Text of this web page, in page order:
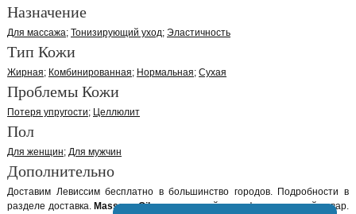
Назначение
Для массажа Тонизирующий уход Эластичность
Тип Кожи
Жирная Комбинированная Нормальная Сухая
Проблемы Кожи
Потеря упругости Целлюлит
Пол
Для женщин Для мужчин
Дополнительно
Доставим Левиссим бесплатно в большинство городов. Подробности в
разделе доставка. Massage Oilоригинальный сертифицированный товар.